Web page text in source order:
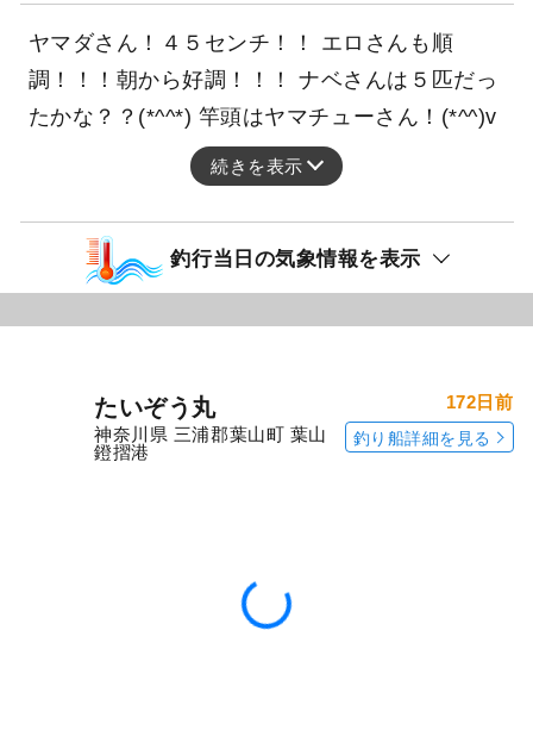
レンコダイ
オニカサゴ
カンコ
調！！！朝から好調！！！ ナベさんは５匹だっ
たかな？？(*^^*) 竿頭はヤマチューさん！(*^^)v
続きを表示
釣行当日の気象情報を表示
神奈川県 三浦郡葉山町 葉山